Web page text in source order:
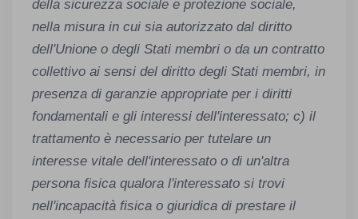
della sicurezza sociale e protezione sociale,
nella misura in cui sia autorizzato dal diritto
dell'Unione o degli Stati membri o da un contratto
collettivo ai sensi del diritto degli Stati membri, in
presenza di garanzie appropriate per i diritti
fondamentali e gli interessi dell'interessato; c) il
trattamento è necessario per tutelare un
interesse vitale dell'interessato o di un'altra
persona fisica qualora l'interessato si trovi
nell'incapacità fisica o giuridica di prestare il